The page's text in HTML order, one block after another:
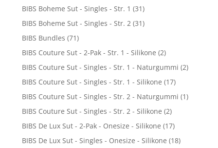
BIBS Boheme Sut - Singles - Str. 1 (31)
BIBS Boheme Sut - Singles - Str. 2 (31)
BIBS Bundles (71)
BIBS Couture Sut - 2-Pak - Str. 1 - Silikone (2)
BIBS Couture Sut - Singles - Str. 1 - Naturgummi (2)
BIBS Couture Sut - Singles - Str. 1 - Silikone (17)
BIBS Couture Sut - Singles - Str. 2 - Naturgummi (1)
BIBS Couture Sut - Singles - Str. 2 - Silikone (2)
BIBS De Lux Sut - 2-Pak - Onesize - Silikone (17)
BIBS De Lux Sut - Singles - Onesize - Silikone (18)